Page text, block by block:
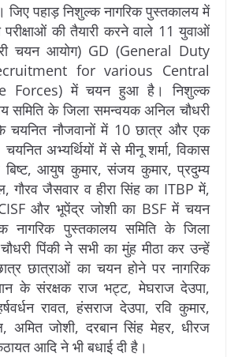
जिए पहाड़ निशुल्क नागरिक पुस्तकालय में
परीक्षाओं की तैयारी करने वाले 11 युवाओं
चयन आयोग) GD (General Duty
for various Central
Forces) में चयन हुआ है। निशुल्क
समिति के जिला समन्वयक अनिल चौधरी
चयनित नौजवानों में 10 छात्र और एक
अभ्यर्थियों में से मीनू शर्मा, विकास
बिष्ट, आयुष कुमार, संजय कुमार, प्रदुम्य
गौरव जैसवार व हीरा सिंह का ITBP में,
और भूपेंद्र जोशी का BSF में चयन
नागरिक पुस्तकालय समिति के जिला
पिंकी ने सभी का मुंह मीठा कर उन्हें
छात्राओं का चयन होने पर नागरिक
के संरक्षक राज भट्ट, मेघराज देउपा,
रावत, हंसराज देउपा, रवि कुमार,
अमित जोशी, दरबान सिंह मेहर, धीरज
आदि ने भी बधाई दी है।